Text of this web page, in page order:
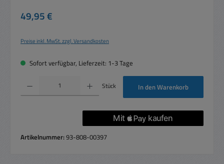
Regulärer Preis:
49,95 €
Preise inkl. MwSt. zzgl. Versandkosten
Sofort verfügbar, Lieferzeit: 1-3 Tage
Produkt Anzahl: Gib den gewünschten Wert ein oder benutze die Schaltflächen um
Stück In den Warenkorb
Artikelnummer:93-808-00397